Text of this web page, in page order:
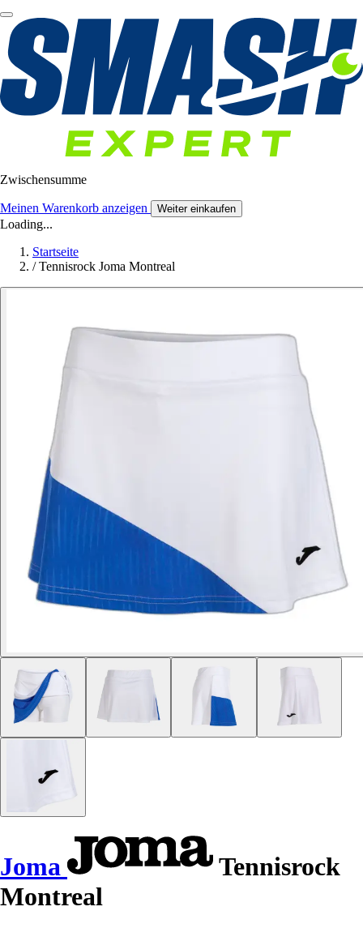
Zwischensumme
Meinen Warenkorb anzeigen Weiter einkaufen
Loading...
Startseite
/ Tennisrock Joma Montreal
Joma
Tennisrock
Montreal